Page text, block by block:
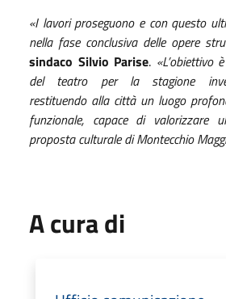
«I lavori proseguono e con questo
nella fase conclusiva delle opere
sindaco Silvio Parise. «L’obiettivo
del teatro per la stagione
restituendo alla città un luogo
funzionale, capace di valorizzare
proposta culturale di Montecchio
A cura di